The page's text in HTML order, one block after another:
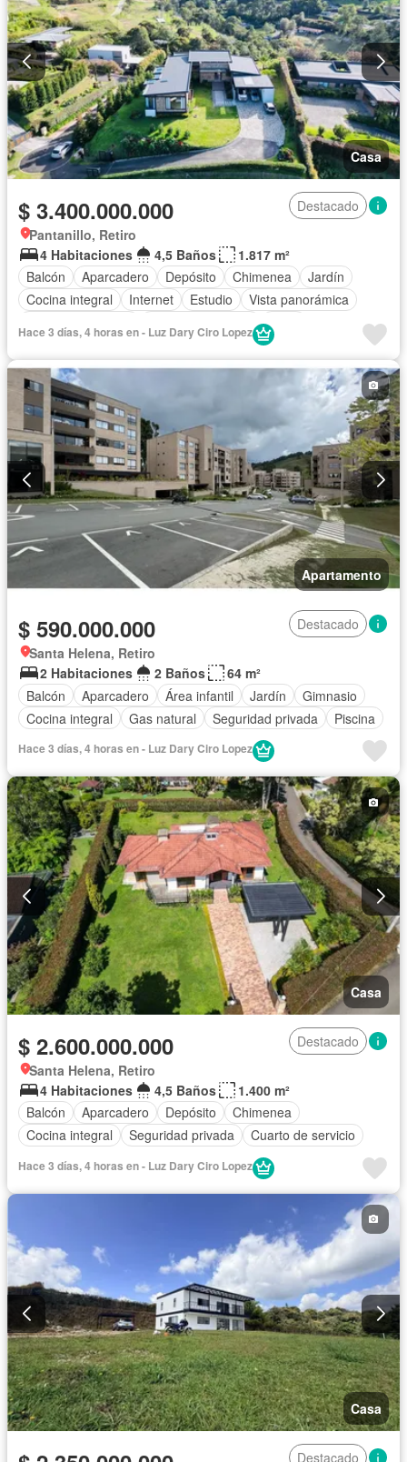
Casa
$ 3.400.000.000
Destacado
Pantanillo, Retiro
4 Habitaciones
4,5 Baños
1.817 m²
Balcón
Aparcadero Depósito Chimenea
Jardín
Cocina integral
Internet Estudio
Vista panorámica
Agua
Hace 3 días, 4 horas en - Luz Dary Ciro Lopez
Apartamento
$ 590.000.000
Destacado
Santa Helena, Retiro
2 Habitaciones
2 Baños
64 m²
Balcón
Aparcadero Área infantil Jardín
Gimnasio
Cocina integral
Gas natural Seguridad privada Piscina
Hace 3 días, 4 horas en - Luz Dary Ciro Lopez
Casa
$ 2.600.000.000
Destacado
Santa Helena, Retiro
4 Habitaciones
4,5 Baños
1.400 m²
Balcón
Aparcadero Depósito
Chimenea
Cocina integral
Seguridad privada Cuarto de servicio
Hace 3 días, 4 horas en - Luz Dary Ciro Lopez
Casa
Destacado